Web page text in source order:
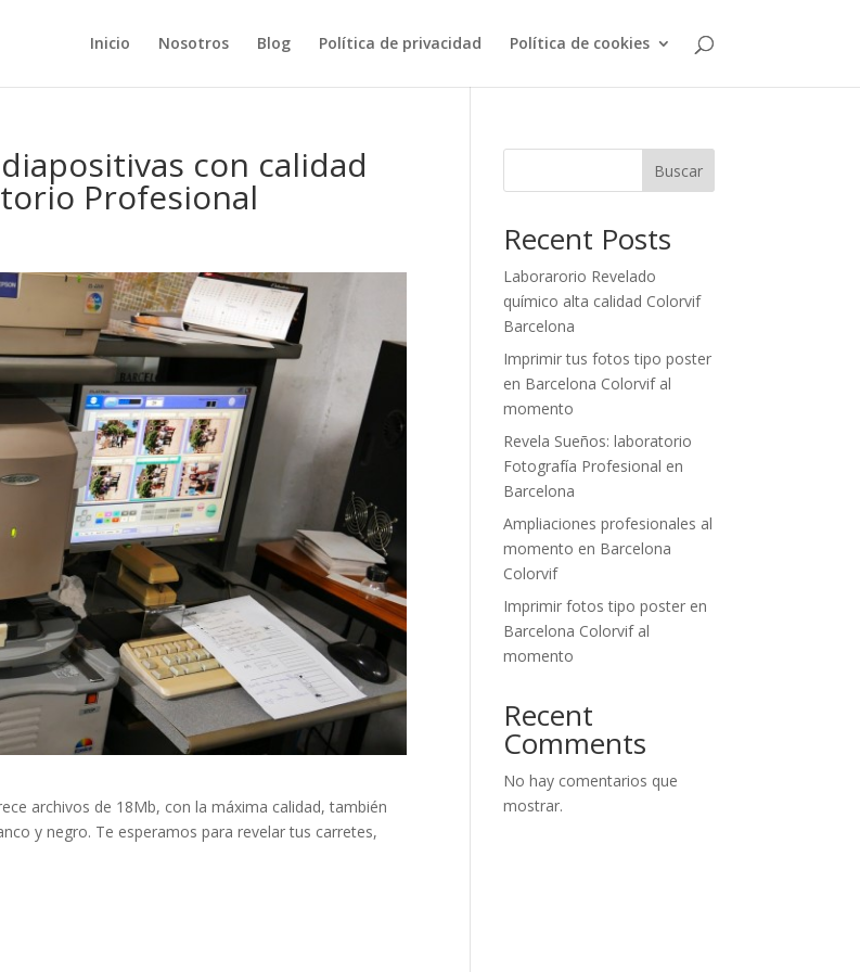
Inicio Nosotros Blog Política de privacidad Política de cookies
con calidad
Profesional
archivos de 18Mb, con la máxima calidad, también
y negro. Te esperamos para revelar tus carretes,
Buscar
Recent Posts
Laborarorio Revelado
químico alta calidad Colorvif
Barcelona
Imprimir tus fotos tipo poster
en Barcelona Colorvif al
momento
Revela Sueños: laboratorio
Fotografía Profesional en
Barcelona
Ampliaciones profesionales al
momento en Barcelona
Colorvif
Imprimir fotos tipo poster en
Barcelona Colorvif al
momento
Recent
Comments
No hay comentarios que
mostrar.